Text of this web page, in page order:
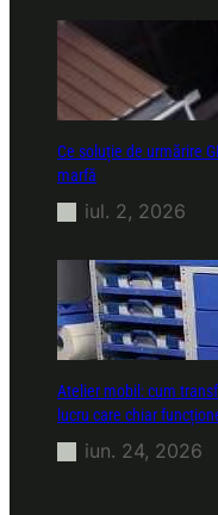
Ce soluție de urmărire
marfă
iul. 2, 2026
Atelier mobil: cum
lucru care chiar
iun. 24, 2026